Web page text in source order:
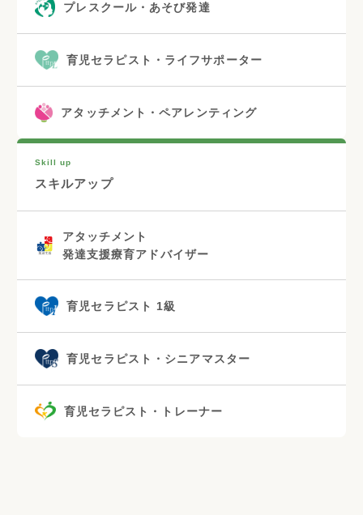
プレスクール・あそび発達
育児セラピスト・ライフサポーター
アタッチメント・ペアレンティング
Skill up
スキルアップ
アタッチメント
発達支援療育アドバイザー
育児セラピスト 1級
育児セラピスト・シニアマスター
育児セラピスト・トレーナー